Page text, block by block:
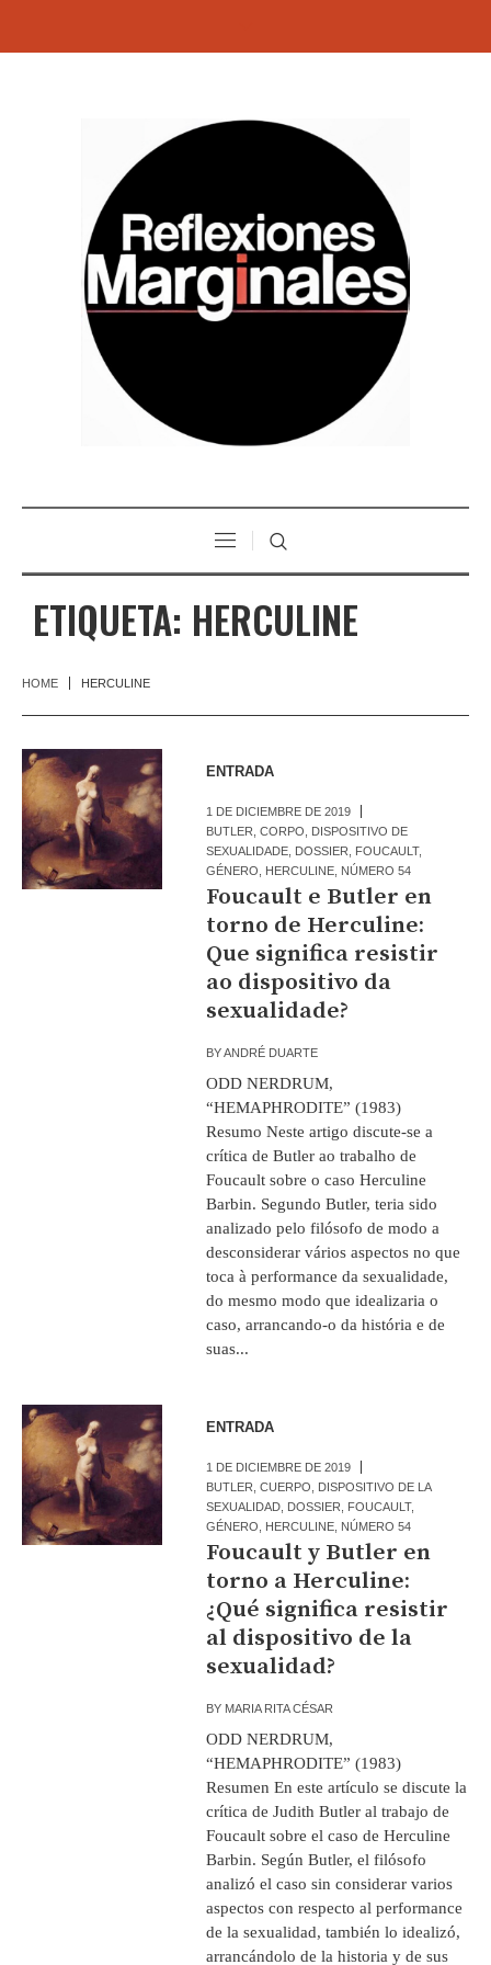
ETIQUETA: HERCULINE
HOME HERCULINE
ENTRADA
1 DE DICIEMBRE DE 2019
BUTLER ,CORPO
DISPOSITIVO DE
SEXUALIDADE DOSSIER FOUCAULT,
GÉNERO
HERCULINE NÚMERO 54
Foucault e Butler en
torno de Herculine:
Que significa resistir
ao dispositivo da
sexualidade?
BYANDRÉ DUARTE
ODD NERDRUM,
“HEMAPHRODITE” (1983)
Resumo Neste artigo discute-se a
crítica de Butler ao trabalho de
Foucault sobre o caso Herculine
Barbin. Segundo Butler, teria sido
analizado pelo filósofo de modo a
desconsiderar vários aspectos no que
toca à performance da sexualidade,
do mesmo modo que idealizaria o
caso, arrancando-o da história e de
suas...
ENTRADA
1 DE DICIEMBRE DE 2019
BUTLER ,CUERPO
DISPOSITIVO DE LA
SEXUALIDAD DOSSIER FOUCAULT,
GÉNERO
HERCULINE NÚMERO 54
Foucault y Butler en
torno a Herculine:
¿Qué significa resistir
al dispositivo de la
sexualidad?
BY MARIA RITA CÉSAR
ODD NERDRUM,
“HEMAPHRODITE” (1983)
Resumen En este artículo se discute la
crítica de Judith Butler al trabajo de
Foucault sobre el caso de Herculine
Barbin. Según Butler, el filósofo
analizó el caso sin considerar varios
aspectos con respecto al performance
de la sexualidad, también lo idealizó,
arrancándolo de la historia y de sus